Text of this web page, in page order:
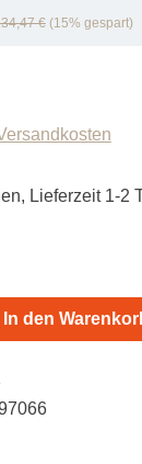
€ (15% gespart)
Lieferzeit 1-2
Gib den
In den